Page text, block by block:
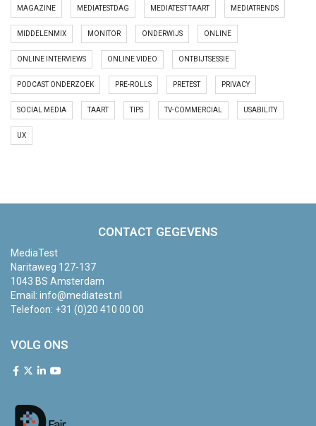
MAGAZINE MEDIATESTDAG MEDIATEST TAART MEDIATRENDS
MIDDELENMIX MONITOR ONDERWIJS ONLINE
ONLINE INTERVIEWS ONLINE VIDEO ONTBIJTSESSIE
PODCAST ONDERZOEK PRE-ROLLS PRETEST PRIVACY
SOCIAL MEDIA TAART TIPS TV-COMMERCIAL USABILITY
UX
CONTACT GEGEVENS
MediaTest
Naritaweg 127-137
1043 BS Amsterdam
Email: info@mediatest.nl
Telefoon: +31 (0)20 410 00 00
VOLG ONS